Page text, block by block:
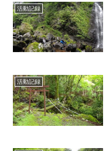
活動記録
活動記録